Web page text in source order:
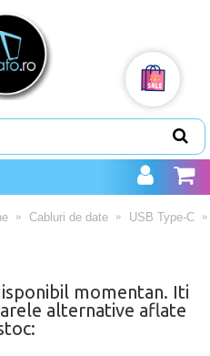
Cabluri de date USB Type-C
momentan. Iti
alternative aflate